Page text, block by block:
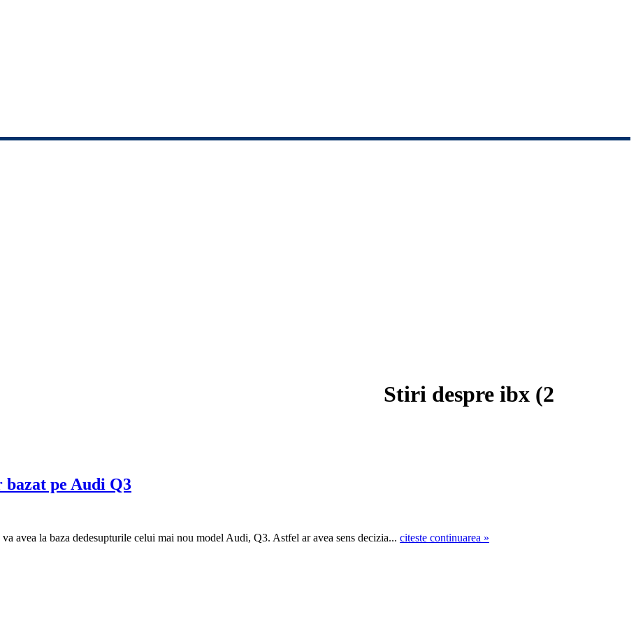
Stiri despre ibx (2
bazat pe Audi Q3
avea la baza dedesupturile celui mai nou model Audi, Q3. Astfel ar avea sens decizia... citeste continuarea »